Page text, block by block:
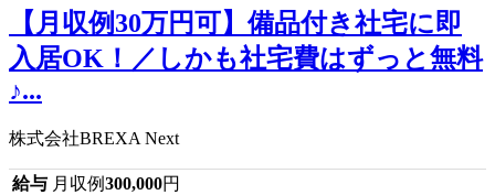
【月収例30万円可】備品付き社宅に即
入居OK！／しかも社宅費はずっと無料
♪...
株式会社BREXA Next
給与 月収例300,000円